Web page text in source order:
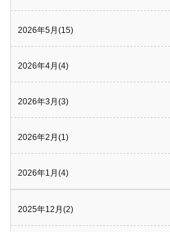
2026年5月(15)
2026年4月(4)
2026年3月(3)
2026年2月(1)
2026年1月(4)
2025年12月(2)